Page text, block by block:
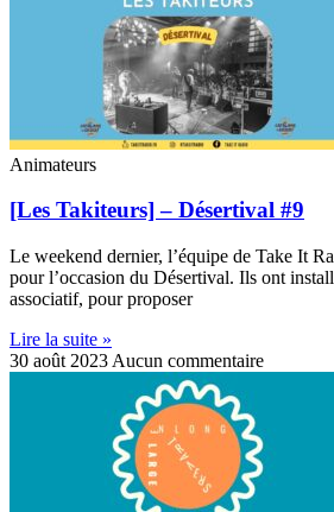
Animateurs
[Les Takiteurs] – Désertival #9
Le weekend dernier, l’équipe de Take It
pour l’occasion du Désertival. Ils ont
associatif, pour proposer
Lire la suite »
30 août 2023 Aucun commentaire